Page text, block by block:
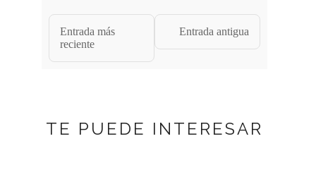
Entrada más
reciente
Entrada antigua
TE PUEDE INTERESAR